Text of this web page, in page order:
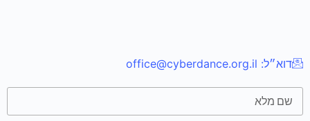
דוא״ל: office@cyberdance.org.il